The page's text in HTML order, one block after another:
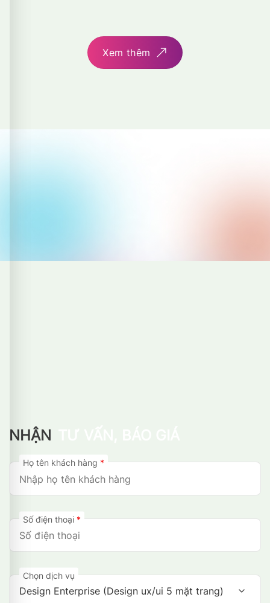
Xem thêm
NHẬN
Họ tên khách hàng *
Số điện thoại *
Chọn dịch vụ